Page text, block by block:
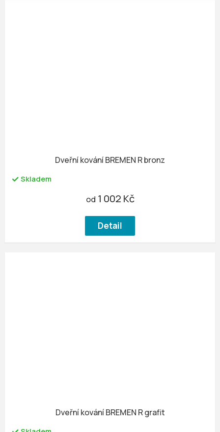
Dveřní kování BREMEN R bronz
Skladem
od 1 002 Kč
Detail
Dveřní kování BREMEN R grafit